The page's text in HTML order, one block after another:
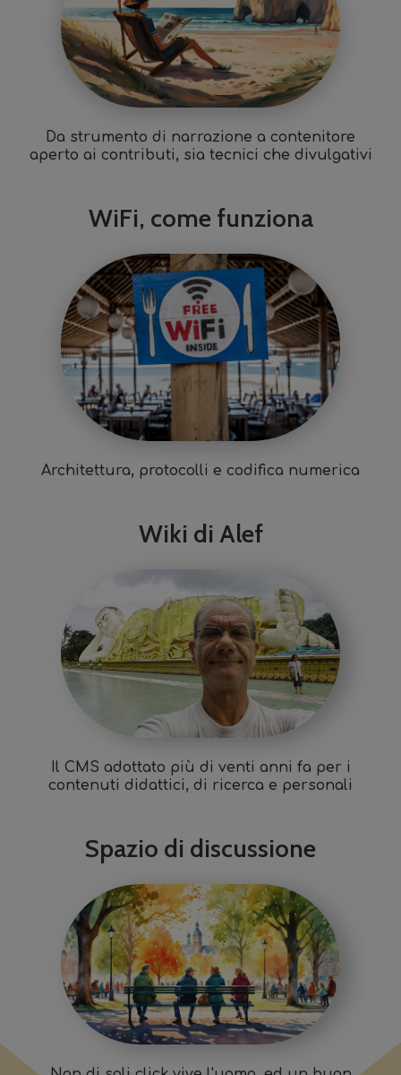
Da strumento di narrazione a contenitore
aperto ai contributi, sia tecnici che divulgativi
WiFi, come funziona
Architettura, protocolli e codifica numerica
Wiki di Alef
Il CMS adottato più di venti anni fa per i
contenuti didattici, di ricerca e personali
Spazio di discussione